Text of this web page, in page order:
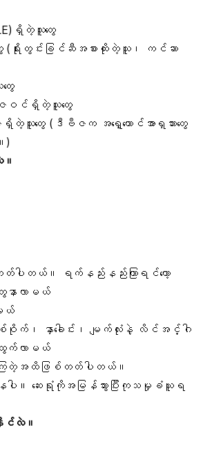
ရှိတဲ့သူတွေ
(ရိုးတွင်းခြင်ဆီအစားထိုးတဲ့သူ၊ ကင်ဆာ
ေ
ာဇဝင်ရှိတဲ့သူတွေ
ရှိတဲ့သူတွေ (ဒီဗီဇက အရှေ့တောင်အာရှသားတွေ
)
။
တ်ပါတယ်။ ရက်နည်းနည်းကြာရင်တော့
နာလာမယ်
ယ်
စ်ဝိုက်၊ နှာခေါင်း၊ မျက်လုံးနဲ့ လိင်အင်္ဂါ
က်လာမယ်
ကွာကြတဲ့အထိဖြစ်တတ်ပါတယ်။
အနေပါ။ ဆေးရုံကိုအမြန်သွားပြီး​ကုသမှုခံယူရ
င်လဲ။